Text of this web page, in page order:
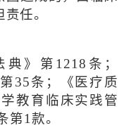
任。
》第1218条；
35条；《医疗质
教育临床实践管
第1款。